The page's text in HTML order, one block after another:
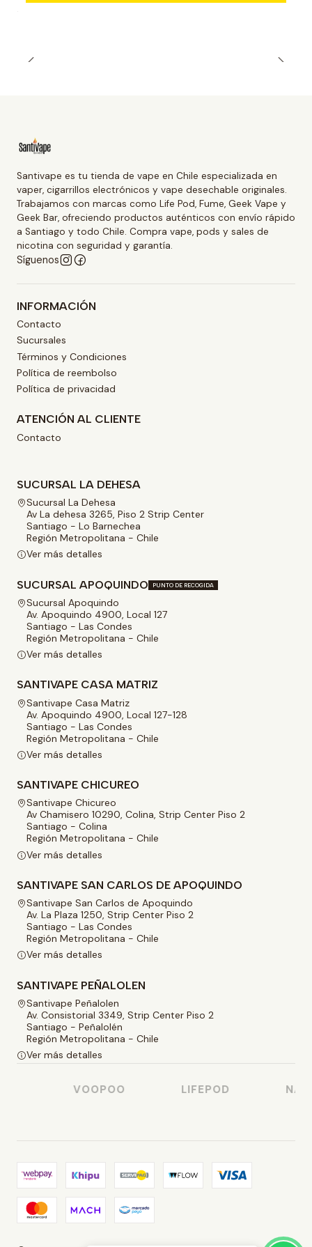
Santivape es tu tienda de vape en Chile especializada en
vaper, cigarrillos electrónicos y vape desechable originales.
Trabajamos con marcas como Life Pod, Fume, Geek Vape y
Geek Bar, ofreciendo productos auténticos con envío rápido
a Santiago y todo Chile. Compra vape, pods y sales de
nicotina con seguridad y garantía.
Síguenos
INFORMACIÓN
Contacto
Sucursales
Términos y Condiciones
Política de reembolso
Política de privacidad
ATENCIÓN AL CLIENTE
Contacto
SUCURSAL LA DEHESA
Sucursal La Dehesa
Av La dehesa 3265, Piso 2 Strip Center
Santiago - Lo Barnechea
Región Metropolitana - Chile
Ver más detalles
SUCURSAL APOQUINDO PUNTO DE RECOGIDA
Sucursal Apoquindo
Av. Apoquindo 4900, Local 127
Santiago - Las Condes
Región Metropolitana - Chile
Ver más detalles
SANTIVAPE CASA MATRIZ
Santivape Casa Matriz
Av. Apoquindo 4900, Local 127-128
Santiago - Las Condes
Región Metropolitana - Chile
Ver más detalles
SANTIVAPE CHICUREO
Santivape Chicureo
Av Chamisero 10290, Colina, Strip Center Piso 2
Santiago - Colina
Región Metropolitana - Chile
Ver más detalles
SANTIVAPE SAN CARLOS DE APOQUINDO
Santivape San Carlos de Apoquindo
Av. La Plaza 1250, Strip Center Piso 2
Santiago - Las Condes
Región Metropolitana - Chile
Ver más detalles
SANTIVAPE PEÑALOLEN
Santivape Peñalolen
Av. Consistorial 3349, Strip Center Piso 2
Santiago - Peñalolén
Región Metropolitana - Chile
Ver más detalles
VOOPOO LIFEPOD